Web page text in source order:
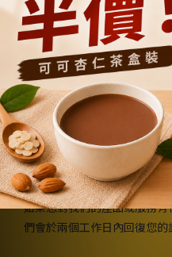
退換貨政策
運送政策
聯繫我們
如果您對我們的產品或服務
們會於兩個工作日內回復您的